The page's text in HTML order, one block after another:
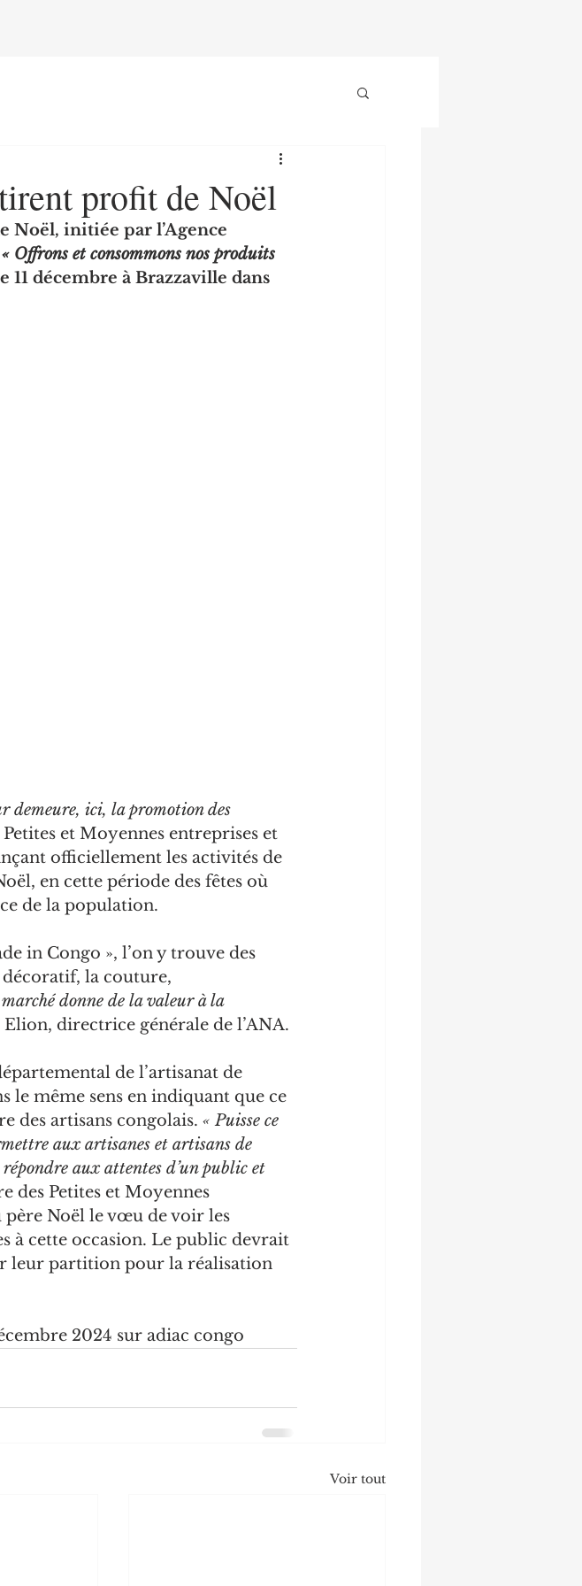
profit de Noël
Noël, initiée par l’Agence
« Offrons et consommons nos produits
11 décembre à Brazzaville dans
demeure, ici, la promotion des
et Moyennes entreprises et
officiellement les activités de
en cette période des fêtes où
de la population.
in Congo », l’on y trouve des
décoratif, la couture,
marché donne de la valeur à la
directrice générale de l’ANA.
de l’artisanat de
le même sens en indiquant que ce
des artisans congolais. « Puisse ce
aux artisanes et artisans de
aux attentes d’un public et
des Petites et Moyennes
père Noël le vœu de voir les
à cette occasion. Le public devrait
leur partition pour la réalisation
2024 sur adiac congo
Voir tout